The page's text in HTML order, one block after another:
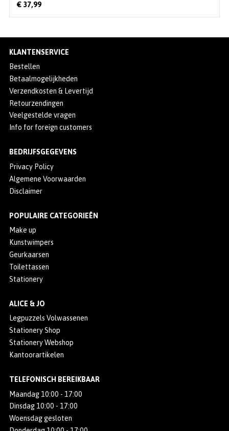
€ 37,99
KLANTENSERVICE
Bestellen
Betaalmogelijkheden
Verzendkosten & Levertijd
Retourzendingen
Veelgestelde vragen
Info for foreign customers
BEDRIJFSGEGEVENS
Privacy Policy
Algemene Voorwaarden
Disclaimer
POPULAIRE CATEGORIEËN
Make up
Kunstwimpers
Geurkaarsen
Toilettassen
Stationery
ALICE & JO
Legpuzzels Volwassenen
Stationery Shop
Stationery Webshop
Kantoorartikelen
TELEFONISCH BEREIKBAAR
Maandag 10:00 - 17:00
Dinsdag 10:00 - 17:00
Woensdag gesloten